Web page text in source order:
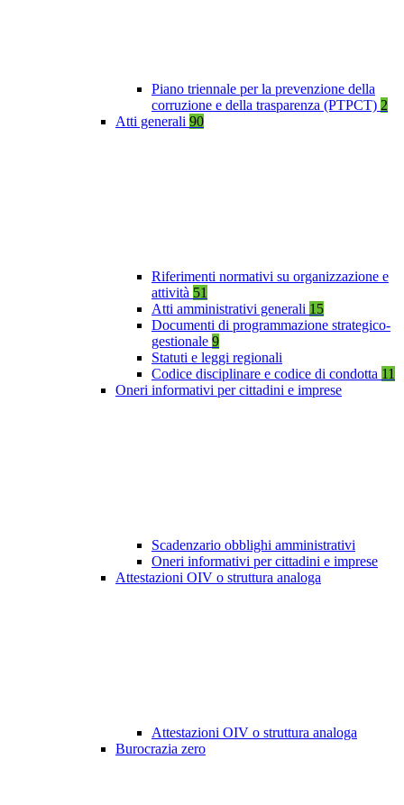
Piano triennale per la prevenzione della
corruzione e della trasparenza (PTPCT) 2
Atti generali 90
Riferimenti normativi su organizzazione e
attività 51
Atti amministrativi generali 15
Documenti di programmazione strategico-
gestionale 9
Statuti e leggi regionali
Codice disciplinare e codice di condotta 11
Oneri informativi per cittadini e imprese
Scadenzario obblighi amministrativi
Oneri informativi per cittadini e imprese
Attestazioni OIV o struttura analoga
Attestazioni OIV o struttura analoga
Burocrazia zero